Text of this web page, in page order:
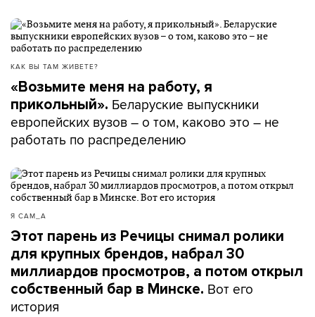
КАК ВЫ ТАМ ЖИВЕТЕ?
«Возьмите меня на работу, я
прикольный». Беларуские выпускники
европейских вузов – о том, каково это – не
работать по распределению
Я САМ_А
Этот парень из Речицы снимал ролики
для крупных брендов, набрал 30
миллиардов просмотров, а потом открыл
собственный бар в Минске. Вот его
история